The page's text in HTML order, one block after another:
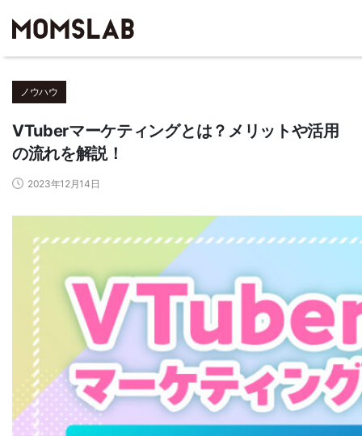
ノウハウ
VTuberマーケティングとは？メリットや活用
の流れを解説！
2023年12月14日